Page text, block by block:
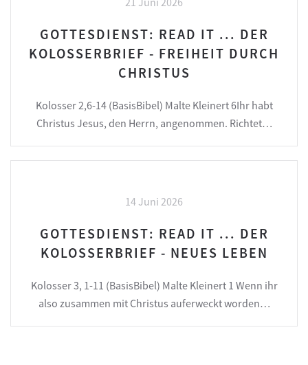
GOTTESDIENST: READ IT ... DER
KOLOSSERBRIEF - FREIHEIT DURCH
CHRISTUS
Kolosser 2,6-14 (BasisBibel) Malte Kleinert 6Ihr habt
Christus Jesus, den Herrn, angenommen. Richtet…
14 Juni 2026
GOTTESDIENST: READ IT ... DER
KOLOSSERBRIEF - NEUES LEBEN
Kolosser 3, 1-11 (BasisBibel) Malte Kleinert 1 Wenn ihr
also zusammen mit Christus auferweckt worden…